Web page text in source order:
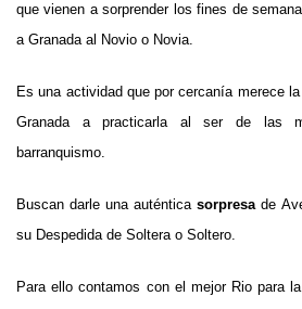
que vienen a sorprender los fines de
a Granada al Novio o Novia.
Es una actividad que por cercanía merece
Granada a practicarla al ser de las
barranquismo.
Buscan darle una auténticasorpresade
su Despedida de Soltera o Soltero.
Para ello contamos con el mejor Rio para